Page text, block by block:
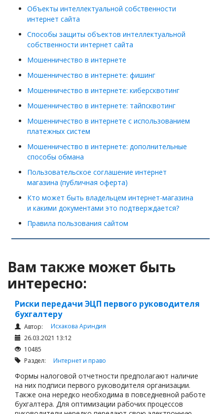
Объекты интеллектуальной собственности
интернет сайта
Способы защиты объектов интеллектуальной
собственности интернет сайта
Мошенничество в интернете
Мошенничество в интернете: фишинг
Мошенничество в интернете: киберсквотинг
Мошенничество в интернете: тайпсквотинг
Мошенничество в интернете с использованием
платежных систем
Мошенничество в интернете: дополнительные
способы обмана
Пользовательское соглашение интернет
магазина (публичная оферта)
Кто может быть владельцем интернет-магазина
и какими документами это подтверждается?
Правила пользования сайтом
Вам также может быть
интересно:
Риски передачи ЭЦП первого руководителя
бухгалтеру
Автор:
Исхакова Ариндия
26.03.2021 13:12
10485
Раздел: Интернет и право
Формы налоговой отчетности предполагают наличие
на них подписи первого руководителя организации.
Также она нередко необходима в повседневной работе
бухгалтера. Для оптимизации рабочих процессов